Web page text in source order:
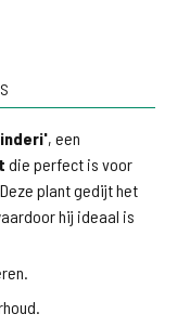
, een
die perfect is voor
plant gedijt het
hij ideaal is